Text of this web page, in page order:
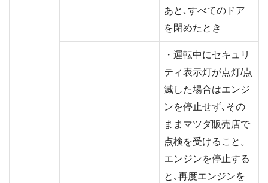
あと､すべてのドア
を閉めたとき
・運転中にセキュリ
ティ表示灯が点灯/点
滅した場合はエンジ
ンを停止せず､その
ままマツダ販売店で
点検を受けること。
エンジンを停止する
と､再度エンジンを